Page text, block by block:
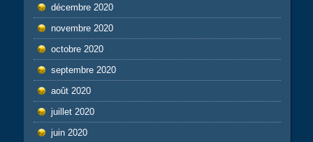
décembre 2020
novembre 2020
octobre 2020
septembre 2020
août 2020
juillet 2020
juin 2020